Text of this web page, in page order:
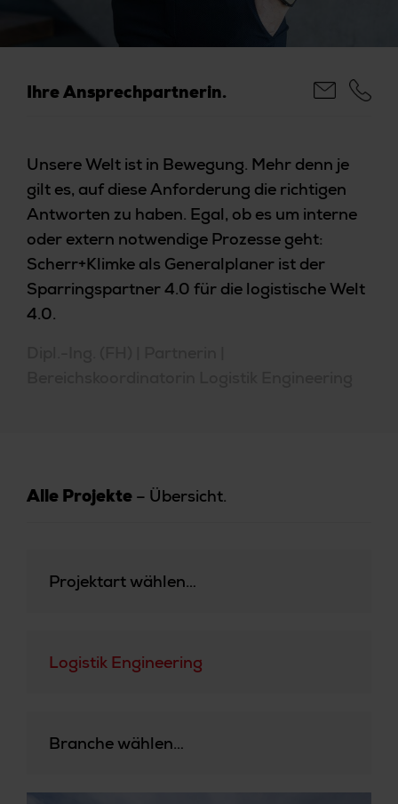
Ihre Ansprechpartnerin.
Unsere Welt ist in Bewegung. Mehr denn je
gilt es, auf diese Anforderung die richtigen
Antworten zu haben. Egal, ob es um interne
oder extern notwendige Prozesse geht:
Scherr+Klimke als Generalplaner ist der
Sparringspartner 4.0 für die logistische Welt
4.0.
Alle Projekte – Übersicht.
Projektart wählen…
Logistik Engineering
Branche wählen…